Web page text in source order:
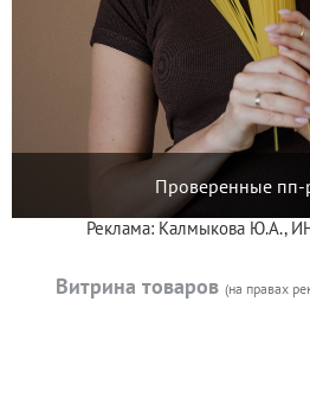
Проверенные пп-
Реклама: Калмыкова Ю.А.,
Витрина товаров (на правах